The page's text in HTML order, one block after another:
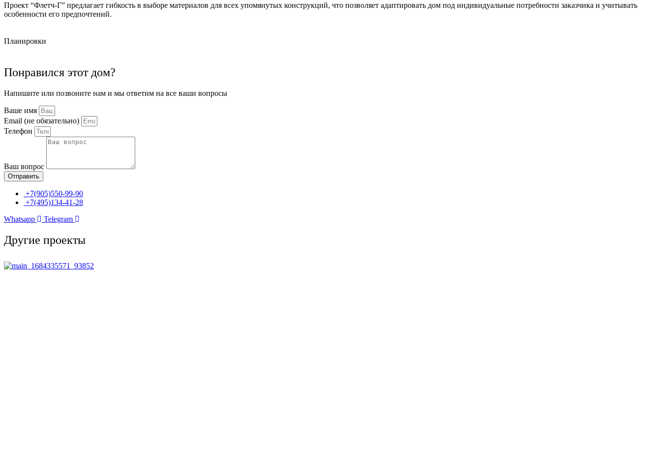
Проект “Флетч-Г” предлагает гибкость в выборе материалов для всех упомянутых конструкций, что позволяет адаптировать дом под индивидуальные потребности заказчика и учитывать
особенности его предпочтений.
Планировки
Понравился этот дом?
Напишите или позвоните нам и мы ответим на все ваши вопросы
Ваше имя
Email (не обязательно)
Телефон
Ваш вопрос
Отправить
+7(905)550-99-90
+7(495)134-41-28
Whatsapp
Telegram
Другие проекты